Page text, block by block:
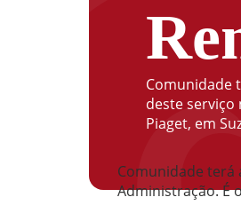
Comunidade
deste serviço
Piaget, em
Comunidade terá
Administração. É